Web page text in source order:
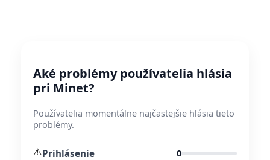
Aké problémy používatelia hlásia
pri Minet?
Používatelia momentálne najčastejšie hlásia tieto
problémy.
⚠️Prihlásenie 0